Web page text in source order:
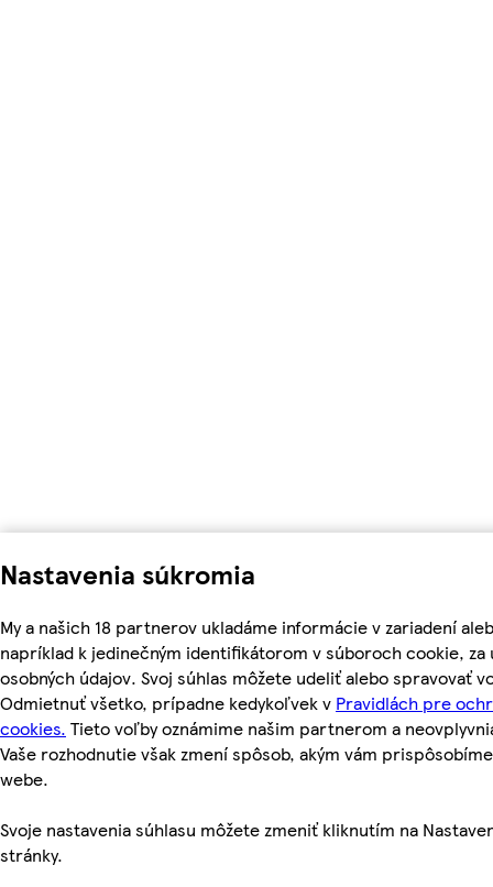
Nastavenia súkromia
My a našich 18 partnerov ukladáme informácie v zariadení
napríklad k jedinečným identifikátorom v súboroch cookie,
osobných údajov. Svoj súhlas môžete udeliť alebo spravovať
Odmietnuť všetko, prípadne kedykoľvek v Pravidlách pre
cookies. Tieto voľby oznámime našim partnerom a
Vaše rozhodnutie však zmení spôsob, akým vám
webe.
Svoje nastavenia súhlasu môžete zmeniť kliknutím na
stránky.